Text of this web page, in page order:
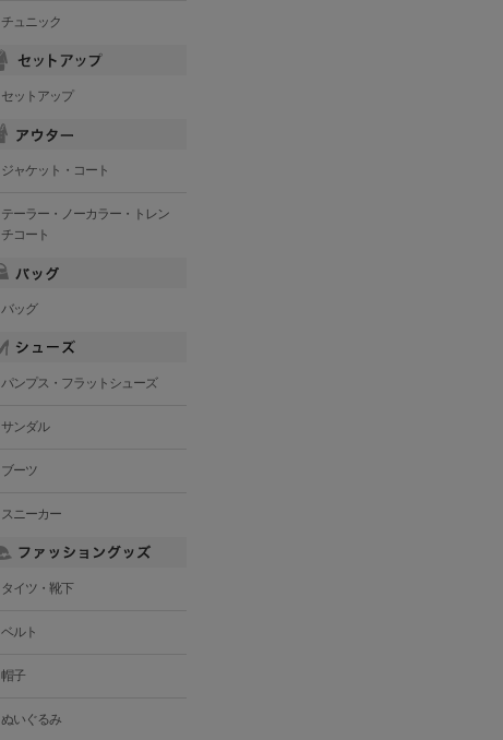
チュニック
セットアップ
ジャケット・コート
テーラー・ノーカラー・トレン
チコート
バッグ
パンプス・フラットシューズ
サンダル
ブーツ
スニーカー
タイツ・靴下
ベルト
帽子
ぬいぐるみ